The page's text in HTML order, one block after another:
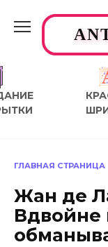
содержанию
ГЛАВНАЯ СТРАНИЦА
Жан де
Вдвойне